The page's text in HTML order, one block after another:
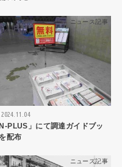
ニュース記事
2024.11.04
N-PLUS」にて調達ガイドブッ
配布
ニュース記事